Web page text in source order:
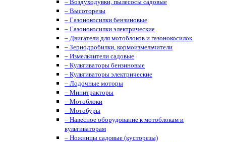
– Воздуходувки, пылесосы садовые
– Высоторезы
– Газонокосилки бензиновые
– Газонокосилки электрические
– Двигатели для мотоблоков и газонокосилок
– Зернодробилки, кормоизмельчители
– Измельчители садовые
– Культиваторы бензиновые
– Культиваторы электрические
– Лодочные моторы
– Минитракторы
– Мотоблоки
– Мотобуры
– Навесное оборудование к мотоблокам и
культиваторам
– Ножницы садовые (кусторезы)